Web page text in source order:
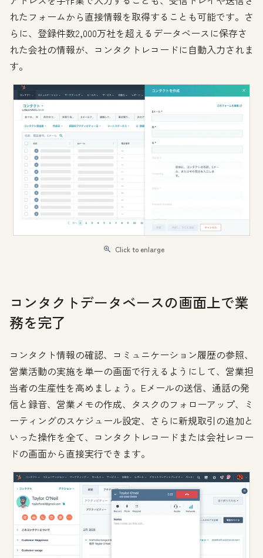
れたフォームから直接情報を取得することも可能です。さ
らに、登録件数2,000万社を超えるデータベースに保存さ
れた会社の情報が、コンタクトレコードに自動入力されま
す。
Click to enlarge
コンタクトデータベースの画面上で業
務を完了
コンタクト情報の確認、コミュニケーション履歴の参照、
営業活動の実施を単一の画面で行えるようにして、営業担
当者の生産性を高めましょう。Eメールの送信、通話の発
信と録音、営業メモの作成、タスクのフォローアップ、ミ
ーティングのスケジュール設定、さらに新規取引の追加と
いった操作を全て、コンタクトレコードまたは会社レコー
ドの画面から直接実行できます。